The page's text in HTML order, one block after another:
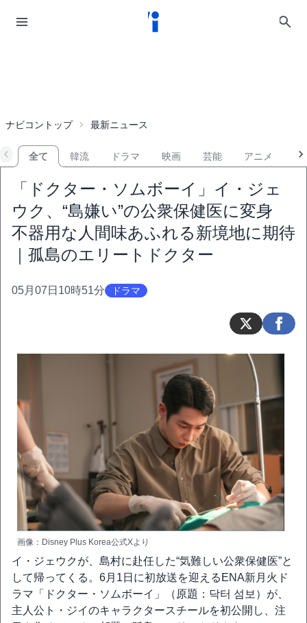
ナビコントップ 最新ニュース
全て 韓流 ドラマ 映画 芸能 アニメ
「ドクター・ソムボーイ」イ・ジェ
ウク、“島嫌い”の公衆保健医に変身
不器用な人間味あふれる新境地に期待
｜孤島のエリートドクター
05月07日10時51分 ドラマ
画像：Disney Plus Korea公式Xより
イ・ジェウクが、島村に赴任した“気難しい公衆保健医”と
して帰ってくる。6月1日に初放送を迎えるENA新月火ド
ラマ「ドクター・ソムボーイ」（原題：닥터 섬보）が、
主人公ト・ジイのキャラクタースチールを初公開し、注